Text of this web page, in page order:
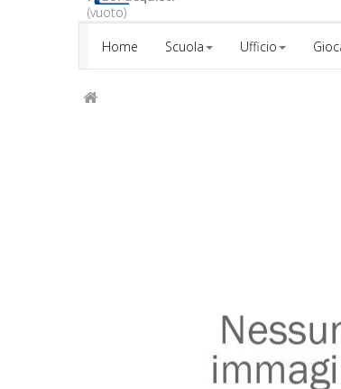
(vuoto)
Home
Scuola Ufficio